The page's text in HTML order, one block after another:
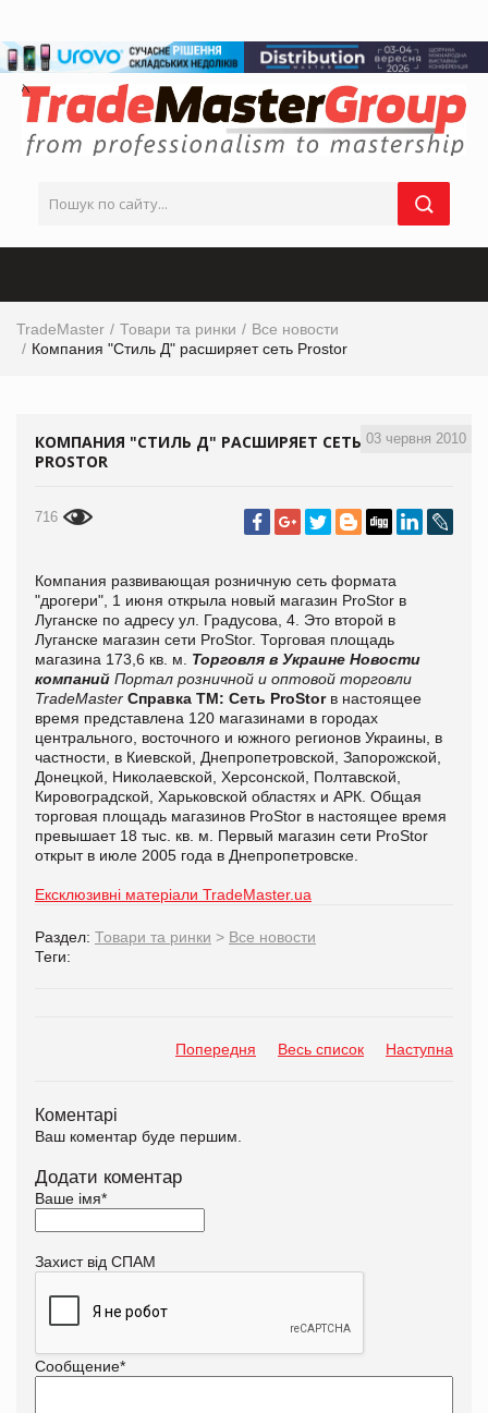
TradeMaster Товари та ринки
Все новости
Компания "Стиль Д" расширяет сеть Prostor
03 червня 2010
КОМПАНИЯ "СТИЛЬ Д" РАСШИРЯЕТ СЕТЬ
PROSTOR
716
Компания развивающая розничную сеть формата
"дрогери", 1 июня открыла новый магазин ProStor в
Луганске по адресу ул. Градусова, 4. Это второй в
Луганске магазин сети ProStor. Торговая площадь
магазина 173,6 кв. м. Торговля в Украине Новости
компаний Портал розничной и оптовой торговли
TradeMaster Справка ТМ: Сеть ProStorв настоящее
время представлена 120 магазинами в городах
центрального, восточного и южного регионов Украины, в
частности, в Киевской, Днепропетровской, Запорожской,
Донецкой, Николаевской, Херсонской, Полтавской,
Кировоградской, Харьковской областях и АРК. Общая
торговая площадь магазинов ProStor в настоящее время
превышает 18 тыс. кв. м. Первый магазин сети ProStor
открыт в июле 2005 года в Днепропетровске.
Ексклюзивні матеріали TradeMaster.ua
Раздел: Товари та ринки > Все новости
Теги:
Попередня Весь список Наступна
Коментарі
Ваш коментар буде першим.
Додати коментар
Ваше імя*
Захист від СПАМ
Сообщение*